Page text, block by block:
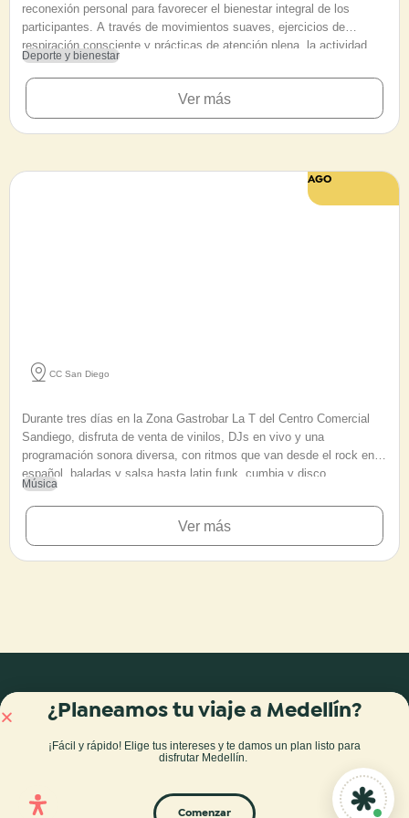
reconexión personal para favorecer el bienestar integral de los
participantes. A través de movimientos suaves, ejercicios de
respiración consciente y prácticas de atención plena, la actividad
busca liberar tensiones físicas y cultivar un estado de calma mental.
Diseñado para todas las edades y sin requisito de experiencia
previa, el encuentro invita a personas de distintos niveles a mejorar
su flexilidad y empezar la jornada desde el equilibrio. Se sugiere a
los asistentes acudir con ropa cómoda y llevar tapete personal para
Deporte y bienestar
Ver más
AGO
7 - 9
CC San Diego
Durante tres días en la Zona Gastrobar La T del Centro Comercial
Sandiego, disfruta de venta de vinilos, DJs en vivo y una
programación sonora diversa, con ritmos que van desde el rock en
español, baladas y salsa hasta latin funk, cumbia y disco.
Música
Ver más
Blog Tours y experiencias
¿Planeamos tu viaje a Medellín?
¡Fácil y rápido! Elige tus intereses y te damos un plan listo para
disfrutar Medellín.
Comenzar